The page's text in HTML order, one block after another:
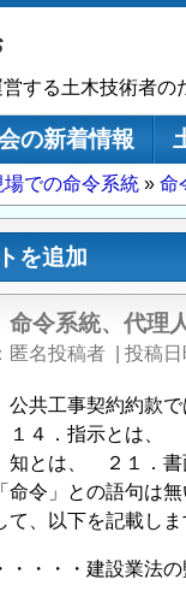
する土木技術者の
の新着情報
場での命令系統 命
を追加
命令系統、代理
匿名投稿者 投稿日
公共工事契約約款
１４．指示とは
知とは、 ２１．書
命令」との語句は
て、以下を記載しま
・・・・建設業法